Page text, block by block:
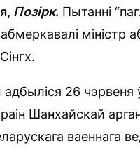
Позірк. Пытанні
міністр
26 чэрвеня
Шанхайскай
ваеннага